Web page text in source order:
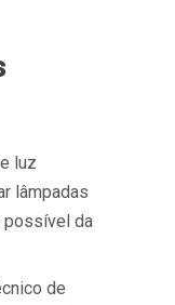
luz
lâmpadas
possível da
de